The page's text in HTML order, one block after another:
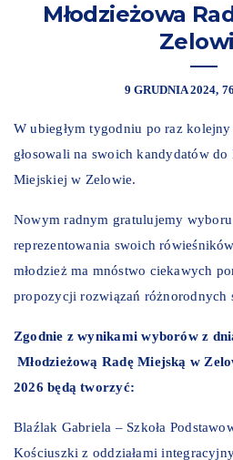
Młodzieżowa
9 GRUDNIA 2024
W ubiegłym tygodniu po raz
głosowali na swoich kandydatów do
Miejskiej w Zelowie.
Nowym radnym gratulujemy
reprezentowania swoich
młodzież ma mnóstwo ciekawych
propozycji rozwiązań różnorodnych
Zgodnie z wynikami wyborów z
Młodzieżową Radę Miejską w
2026 będą tworzyć:
Blaźlak Gabriela – Szkoła
Kościuszki z oddziałami